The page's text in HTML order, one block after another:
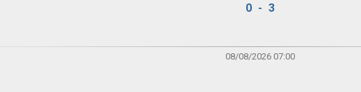
0 - 3
08/08/2026 07:00